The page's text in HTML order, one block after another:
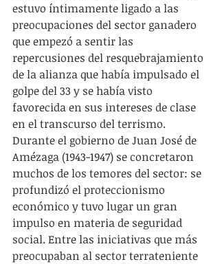
estuvo íntimamente ligado a las
preocupaciones del sector ganadero
que empezó a sentir las
repercusiones del resquebrajamiento
de la alianza que había impulsado el
golpe del 33 y se había visto
favorecida en sus intereses de clase
en el transcurso del terrismo.
Durante el gobierno de Juan José de
Amézaga (1943-1947) se concretaron
muchos de los temores del sector: se
profundizó el proteccionismo
económico y tuvo lugar un gran
impulso en materia de seguridad
social. Entre las iniciativas que más
preocupaban al sector terrateniente